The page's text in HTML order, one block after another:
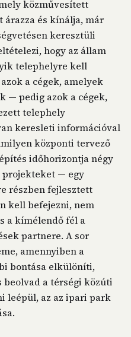
közművesített
és kínálja, már
keresztüli
hogy az állam
telephelyre kell
a cégek, amelyek
— pedig azok a cégek,
telephely
keresleti információval
központi tervező
időhorizontja négy
projekteket — egy
részben fejlesztett
kell befejezni, nem
a kímélendő fél a
partnere. A sor
amennyiben a
bontása elkülöníti,
a térségi közúti
leépül, az az ipari park